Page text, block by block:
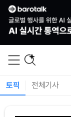
토픽 전체기사